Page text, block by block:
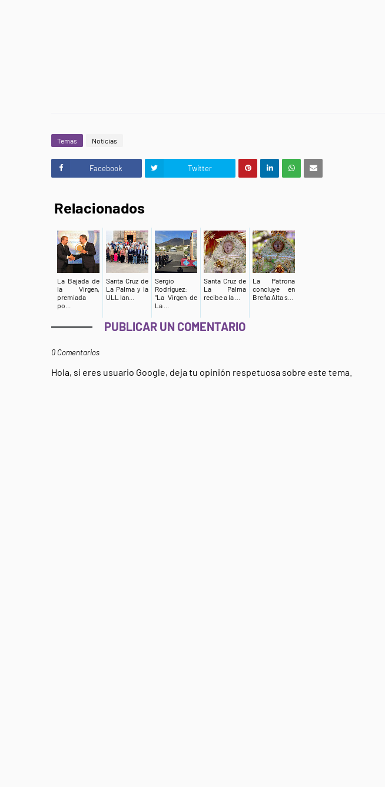
Temas Noticias
Facebook Twitter
Relacionados
La Bajada de
la Virgen,
premiada
po...
Santa Cruz de
La Palma y la
ULL lan...
Sergio
Rodríguez:
“La Virgen de
La ...
Santa Cruz de
La Palma
recibe a la ...
La Patrona
concluye en
Breña Alta s...
PUBLICAR UN COMENTARIO
0 Comentarios
Hola, si eres usuario Google, deja tu opinión respetuosa sobre este tema.